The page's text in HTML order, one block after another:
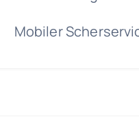
Mobiler